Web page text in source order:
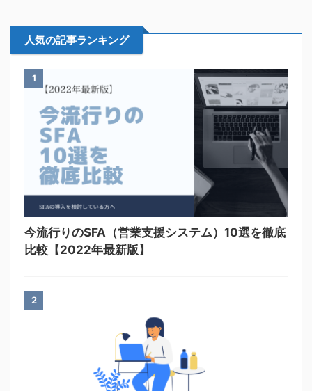
人気の記事ランキング
1
今流行りのSFA（営業支援システム）10選を徹底
比較【2022年最新版】
2